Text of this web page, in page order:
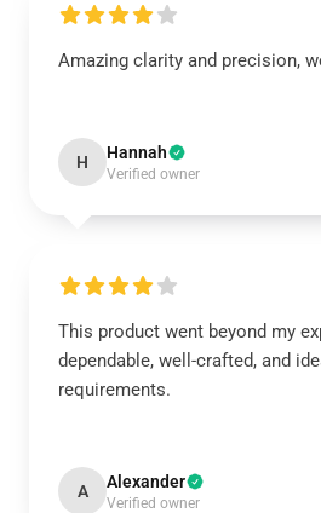
Amazing clarity and precision,
H Hannah
Verified owner
This product went beyond my
dependable, well-crafted, and
requirements.
A Alexander
Verified owner